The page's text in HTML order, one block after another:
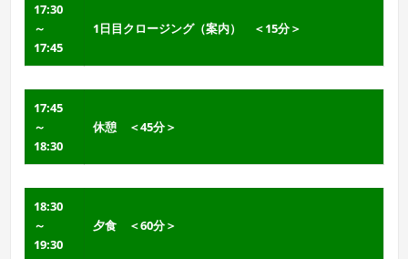
17:30
～
17:45
1日目クロージング（案内） ＜15分＞
17:45
～
18:30
休憩 ＜45分＞
18:30
～
19:30
夕食 ＜60分＞